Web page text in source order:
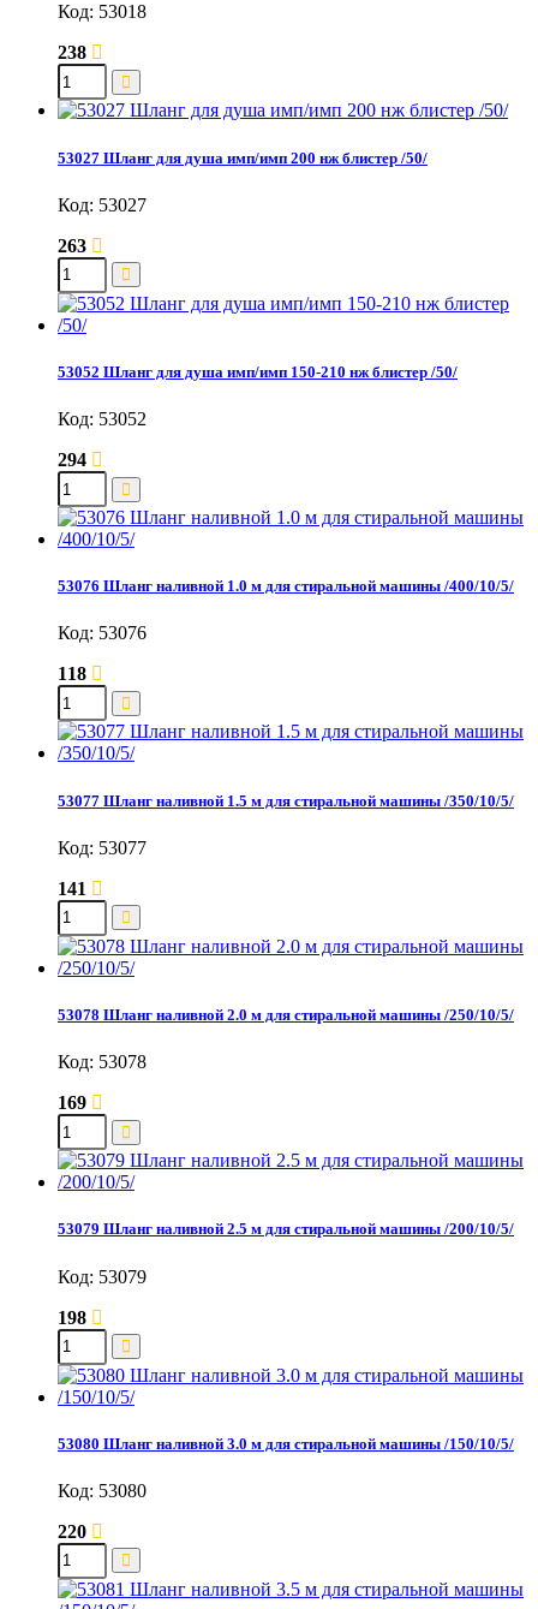
Код: 53018
238
53027 Шланг для душа имп/имп 200 нж блистер /50/
Код: 53027
263
53052 Шланг для душа имп/имп 150-210 нж блистер /50/
Код: 53052
294
53076 Шланг наливной 1.0 м для стиральной машины /400/10/5/
Код: 53076
118
53077 Шланг наливной 1.5 м для стиральной машины /350/10/5/
Код: 53077
141
53078 Шланг наливной 2.0 м для стиральной машины /250/10/5/
Код: 53078
169
53079 Шланг наливной 2.5 м для стиральной машины /200/10/5/
Код: 53079
198
53080 Шланг наливной 3.0 м для стиральной машины /150/10/5/
Код: 53080
220